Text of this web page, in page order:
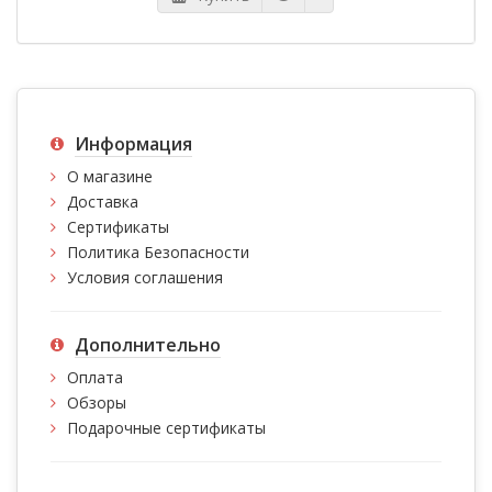
Информация
О магазине
Доставка
Сертификаты
Политика Безопасности
Условия соглашения
Дополнительно
Оплата
Обзоры
Подарочные сертификаты